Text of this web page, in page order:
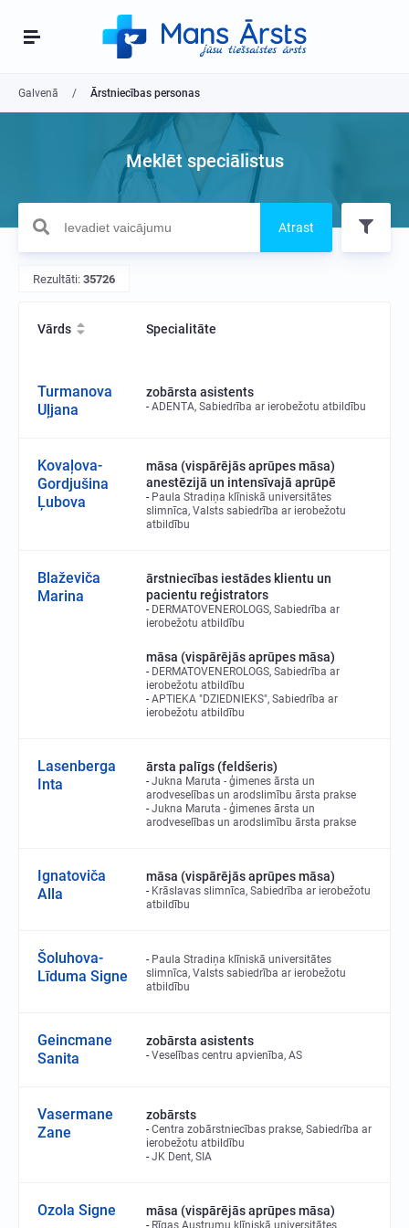
Galvenā Ārstniecības personas
Meklēt speciālistus
Atrast
Rezultāti: 35726
Vārds Specialitāte
Turmanova
Uļjana
zobārsta asistents
ADENTA, Sabiedrība ar ierobežotu atbildību
Kovaļova-
Gordjušina
Ļubova
māsa (vispārējās aprūpes māsa)
anestēzijā un intensīvajā aprūpē
Paula Stradiņa klīniskā universitātes
slimnīca, Valsts sabiedrība ar ierobežotu
atbildību
Blaževiča
Marina
ārstniecības iestādes klientu un
pacientu reģistrators
DERMATOVENEROLOGS, Sabiedrība ar
ierobežotu atbildību
māsa (vispārējās aprūpes māsa)
DERMATOVENEROLOGS, Sabiedrība ar
ierobežotu atbildību
APTIEKA "DZIEDNIEKS", Sabiedrība ar
ierobežotu atbildību
Lasenberga
Inta
ārsta palīgs (feldšeris)
Jukna Maruta - ģimenes ārsta un
arodveselības un arodslimību ārsta prakse
Jukna Maruta - ģimenes ārsta un
arodveselības un arodslimību ārsta prakse
Ignatoviča
Alla
māsa (vispārējās aprūpes māsa)
Krāslavas slimnīca, Sabiedrība ar ierobežotu
atbildību
Šoluhova-
Līduma Signe
Paula Stradiņa klīniskā universitātes
slimnīca, Valsts sabiedrība ar ierobežotu
atbildību
Geincmane
Sanita
zobārsta asistents
Veselības centru apvienība, AS
Vasermane
Zane
zobārsts
Centra zobārstniecības prakse, Sabiedrība ar
ierobežotu atbildību
JK Dent, SIA
Ozola Signe māsa (vispārējās aprūpes māsa)
Rīgas Austrumu klīniskā universitātes